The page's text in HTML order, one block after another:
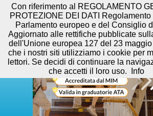
Con riferimento al REGOLAMENTO
PROTEZIONE DEI DATI Regolamento
Parlamento europeo e del Consiglio
Aggiornato alle rettifiche pubblicate
dell'Unione europea 127 del 23
che i nostri siti utilizziamo i cookie per
lettori. Se decidi di continuare la
che accetti il loro uso.
Info